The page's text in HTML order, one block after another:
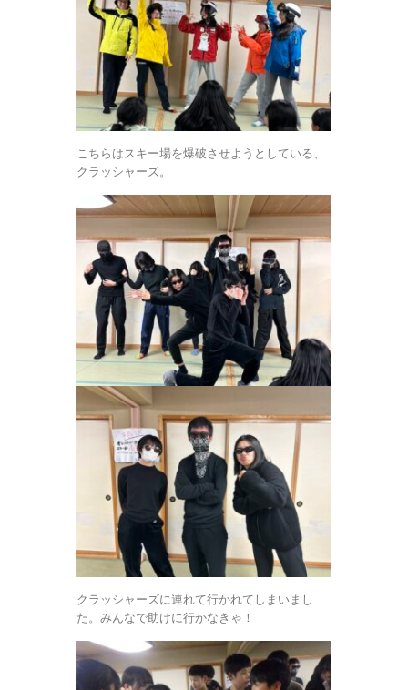
こちらはスキー場を爆破させようとしている、
クラッシャーズ。
クラッシャーズに連れて行かれてしまいまし
た。みんなで助けに行かなきゃ！